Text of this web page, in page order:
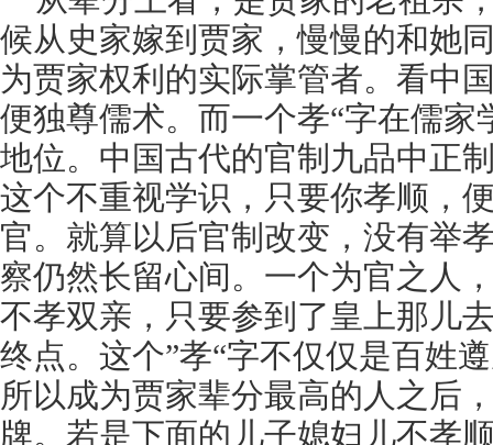
候从史家嫁到贾家，慢慢的和她
为贾家权利的实际掌管者。看中
便独尊儒术。而一个孝“字在儒家
地位。中国古代的官制九品中正
这个不重视学识，只要你孝顺，
官。就算以后官制改变，没有举
察仍然长留心间。一个为官之人
不孝双亲，只要参到了皇上那儿
终点。这个”孝“字不仅仅是百姓
所以成为贾家辈分最高的人之后
牌。若是下面的儿子媳妇儿不孝